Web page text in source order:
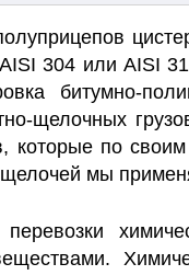
304 или AISI
битумно-
щелочных
которые по
щелочей мы